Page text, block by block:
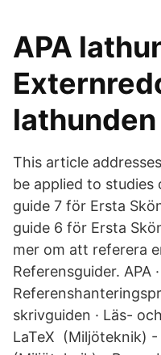
APA
lathunden
This article
be applied to studies
guide 7 för Ersta
guide 6 för Ersta
mer om att referera
Referensguider. APA
skrivguiden · Läs-
LaTeX (Miljöteknik) -